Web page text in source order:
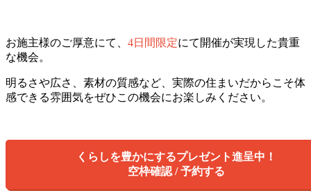
お施主様のご厚意にて、 4日間限定にて開催が実現した貴重
な機会。
明るさや広さ、素材の質感など、実際の住まいだからこそ体
感できる雰囲気をぜひこの機会にお楽しみください。
くらしを豊かにするプレゼント進呈中！
空枠確認 / 予約する